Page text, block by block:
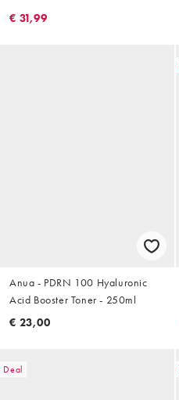
€ 31,99
Anua - PDRN 100 Hyaluronic
Acid Booster Toner - 250ml
€ 23,00
Deal